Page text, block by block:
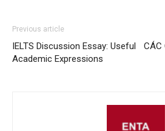
Previous article
IELTS Discussion Essay: Useful
Academic Expressions
CÁC